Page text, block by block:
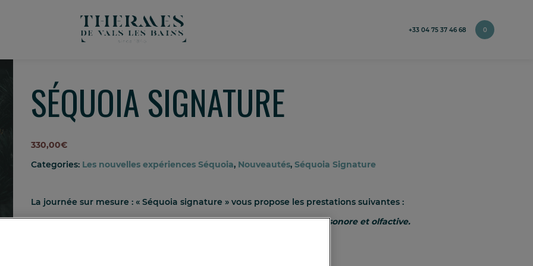
+33 04 75 37 46 68 0
SÉQUOIA SIGNATURE
330,00€
Categories: Les nouvelles expériences Séquoia, Nouveautés,Séquoia Signature
La journée sur mesure : « Séquoia signature » vous propose les prestations suivantes :
Entrez dans notre univers, et profitez d’une expérience sensorielle, sonore et olfactive.